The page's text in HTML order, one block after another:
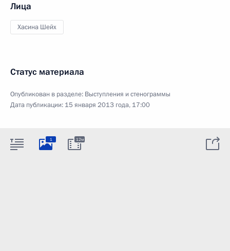
Лица
Хасина Шейх
Статус материала
Опубликован в разделе: Выступления и стенограммы
Дата публикации: 15 января 2013 года, 17:00
1 12м